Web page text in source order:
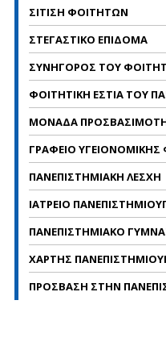
ΣΙΤΙΣΗ ΦΟΙΤΗΤΩΝ
ΣΤΕΓΑΣΤΙΚΟ ΕΠΙΔΟΜΑ
ΣΥΝΗΓΟΡΟΣ ΤΟΥ
ΦΟΙΤΗΤΙΚΗ ΕΣΤΙΑ ΤΟΥ
ΜΟΝΑΔΑ
ΓΡΑΦΕΙΟ
ΠΑΝΕΠΙΣΤΗΜΙΑΚΗ ΛΕΣΧΗ
ΙΑΤΡΕΙΟ
ΠΑΝΕΠΙΣΤΗΜΙΑΚΟ
ΧΑΡΤΗΣ
ΠΡΟΣΒΑΣΗ ΣΤΗΝ